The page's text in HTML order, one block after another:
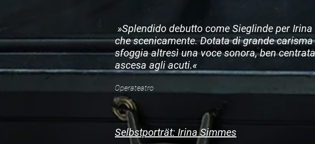
»Splendido debutto come Sieglinde per
che scenicamente. Dotata di grande
sfoggia altresì una voce sonora, ben
ascesa agli acuti.«
Operateatro
Selbstporträt: Irina Simmes